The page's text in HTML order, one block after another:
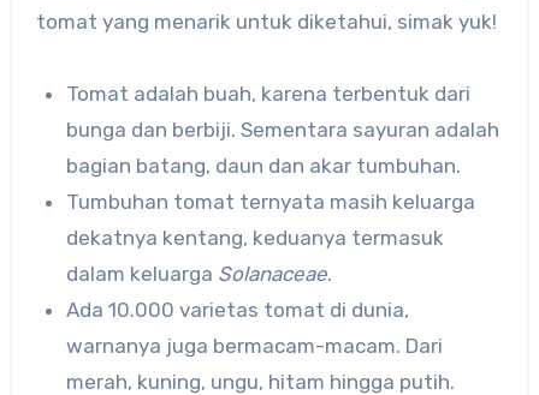
tomat yang menarik untuk diketahui, simak yuk!
Tomat adalah buah, karena terbentuk dari
bunga dan berbiji. Sementara sayuran adalah
bagian batang, daun dan akar tumbuhan.
Tumbuhan tomat ternyata masih keluarga
dekatnya kentang, keduanya termasuk
dalam keluarga Solanaceae.
Ada 10.000 varietas tomat di dunia,
warnanya juga bermacam-macam. Dari
merah, kuning, ungu, hitam hingga putih.